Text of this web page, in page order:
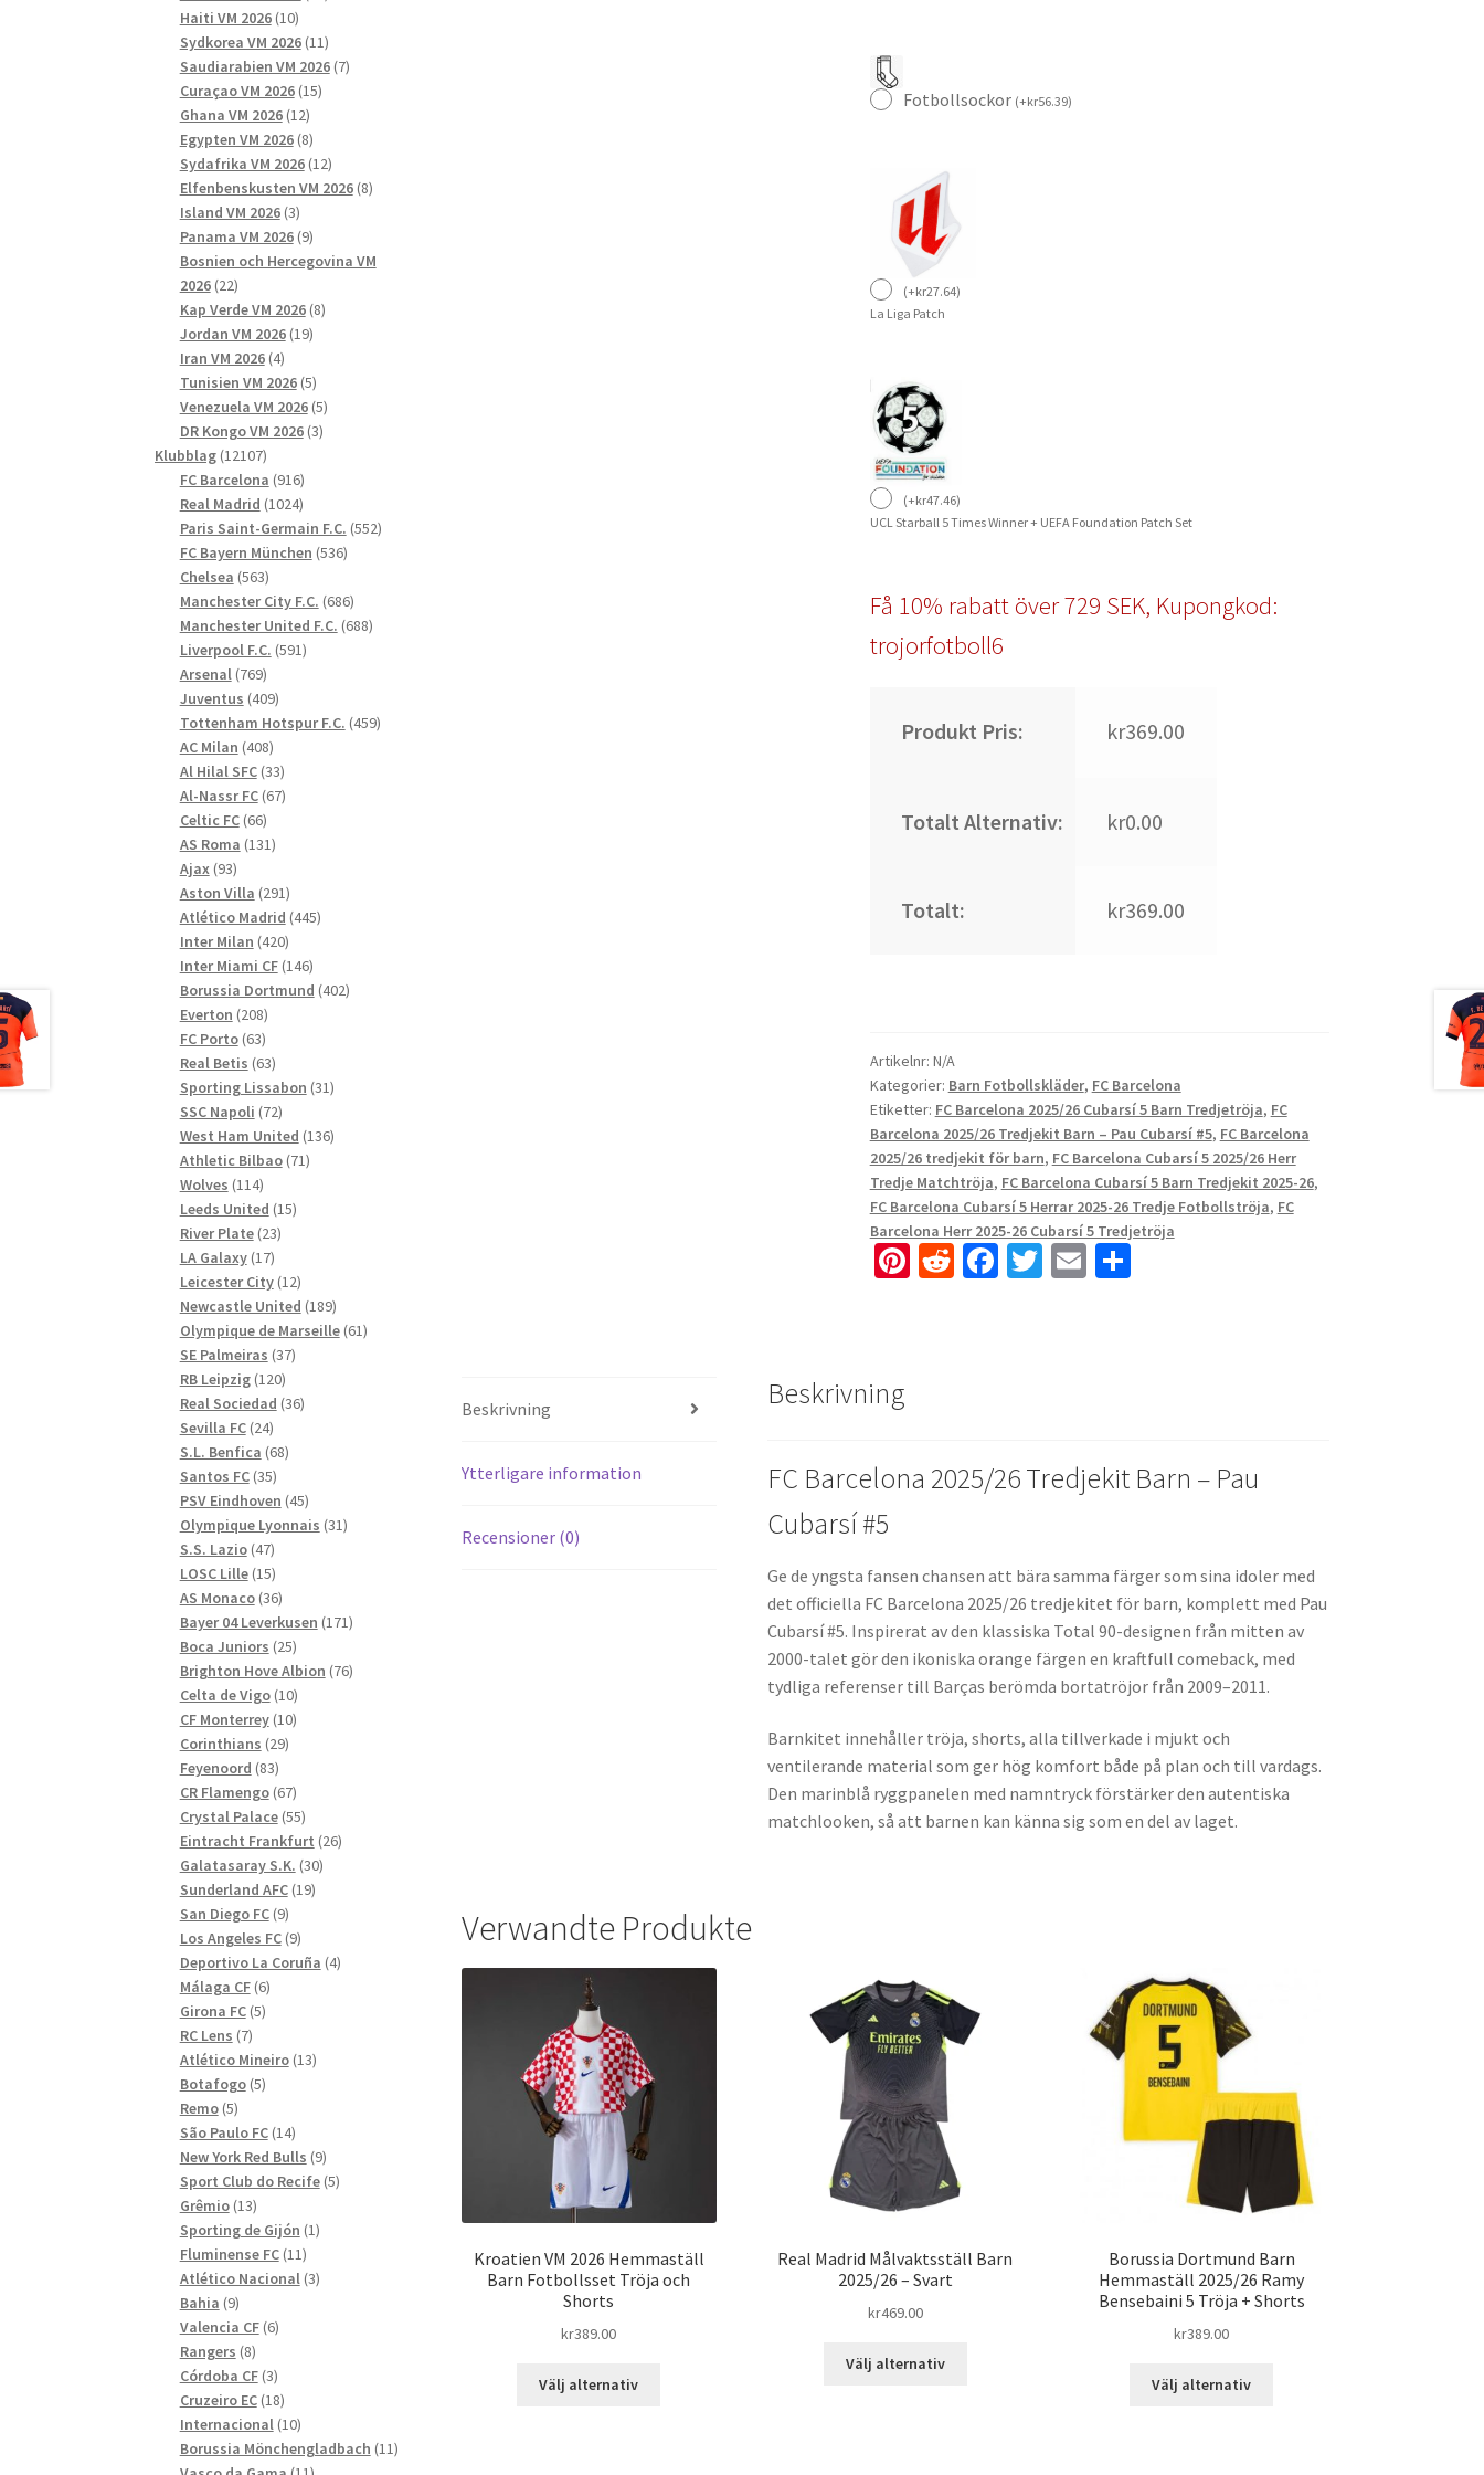
Fotbollsockor (+kr56.39)
(+kr27.64)
La Liga Patch
(+kr47.46)
UCL Starball 5 Times Winner + UEFA Foundation Patch Set
Få 10% rabatt över 729 SEK, Kupongkod:
trojorfotboll6
Produkt Pris: kr369.00
Totalt Alternativ: kr0.00
Totalt: kr369.00
Artikelnr: N/A
Kategorier: Barn Fotbollskläder, FC Barcelona
Etiketter: FC Barcelona 2025/26 Cubarsí 5 Barn Tredjetröja, FC
Barcelona 2025/26 Tredjekit Barn – Pau Cubarsí #5, FC Barcelona
2025/26 tredjekit för barn, FC Barcelona Cubarsí 5 2025/26 Herr
Tredje Matchtröja, FC Barcelona Cubarsí 5 Barn Tredjekit 2025-26,
FC Barcelona Cubarsí 5 Herrar 2025-26 Tredje Fotbollströja, FC
Barcelona Herr 2025-26 Cubarsí 5 Tredjetröja
Pi R Fa T E D
Beskrivning
Ytterligare information
Recensioner (0)
Beskrivning
FC Barcelona 2025/26 Tredjekit Barn – Pau
Cubarsí #5
Ge de yngsta fansen chansen att bära samma färger som sina idoler med
det officiella FC Barcelona 2025/26 tredjekitet för barn, komplett med Pau
Cubarsí #5. Inspirerat av den klassiska Total 90-designen från mitten av
2000-talet gör den ikoniska orange färgen en kraftfull comeback, med
tydliga referenser till Barças berömda bortatröjor från 2009–2011.
Barnkitet innehåller tröja, shorts, alla tillverkade i mjukt och
ventilerande material som ger hög komfort både på plan och till vardags.
Den marinblå ryggpanelen med namntryck förstärker den autentiska
matchlooken, så att barnen kan känna sig som en del av laget.
Verwandte Produkte
Kroatien VM 2026 Hemmaställ
Barn Fotbollsset Tröja och
Shorts
kr389.00
Välj alternativ
Real Madrid Målvaktsställ Barn
2025/26 – Svart
kr469.00
Välj alternativ
Borussia Dortmund Barn
Hemmaställ 2025/26 Ramy
Bensebaini 5 Tröja + Shorts
kr389.00
Välj alternativ
Haiti VM 2026 1010
produkter
Sydkorea VM 2026 1111
produkter
Saudiarabien VM 2026 77
Curaçao VM 2026 1515
Ghana VM 2026 1212
produkter
Egypten VM 2026 88
produkter
Sydafrika VM 2026 1212
produkter
Elfenbenskusten VM 2026 88
Island VM 2026 33
produkter
Panama VM 2026 99
produkter
Bosnien och Hercegovina VM
2026 2222
produkter
Kap Verde VM 2026 88
Jordan VM 2026 1919
Iran VM 2026 44
produkter
Tunisien VM 2026 55
produkter
Venezuela VM 2026 55
produkter
DR Kongo VM 2026 33
Klubblag 1210712107
produkter
FC Barcelona 916916
produkter
Real Madrid 10241024
produkter
Paris Saint-Germain F.C. 552552
FC Bayern München 536536
Chelsea 563563
produkter
Manchester City F.C. 686686
produkter
Manchester United F.C. 688688
Liverpool F.C. 591591
Arsenal 769769
produkter
Juventus 409409
produkter
Tottenham Hotspur F.C. 459459
AC Milan 408408
produkter
Al Hilal SFC 3333
produkter
Al-Nassr FC 6767
Celtic FC 6666
produkter
AS Roma 131131
Ajax 9393
produkter
Aston Villa 291291
produkter
Atlético Madrid 445445
Inter Milan 420420
produkter
Inter Miami CF 146146
produkter
Borussia Dortmund 402402
Everton 208208
produkter
FC Porto 6363
produkter
Real Betis 6363
produkter
Sporting Lissabon 3131
SSC Napoli 7272
produkter
West Ham United 136136
Athletic Bilbao 7171
Wolves 114114
produkter
Leeds United 1515
River Plate 2323
LA Galaxy 1717
produkter
Leicester City 1212
produkter
Newcastle United 189189
produkter
Olympique de Marseille 6161
SE Palmeiras 3737
RB Leipzig 120120
produkter
Real Sociedad 3636
Sevilla FC 2424
produkter
S.L. Benfica 6868
Santos FC 3535
produkter
PSV Eindhoven 4545
produkter
Olympique Lyonnais 3131
S.S. Lazio 4747
produkter
LOSC Lille 1515
produkter
AS Monaco 3636
produkter
Bayer 04 Leverkusen 171171
Boca Juniors 2525
produkter
Brighton Hove Albion 7676
Celta de Vigo 1010
produkter
CF Monterrey 1010
Corinthians 2929
Feyenoord 8383
produkter
CR Flamengo 6767
produkter
Crystal Palace 5555
produkter
Eintracht Frankfurt 2626
Galatasaray S.K. 3030
Sunderland AFC 1919
San Diego FC 99
produkter
Los Angeles FC 99
produkter
Deportivo La Coruña 44
Málaga CF 66
produkter
Girona FC 55
RC Lens 77
produkter
Atlético Mineiro 1313
Botafogo 55
Remo 55
produkter
São Paulo FC 1414
produkter
New York Red Bulls 99
produkter
Sport Club do Recife 55
Grêmio 1313
produkter
Sporting de Gijón 11
Fluminense FC 1111
produkter
Atlético Nacional 33
Bahia 99
produkter
Valencia CF 66
Rangers 88
produkter
Córdoba CF 33
produkter
Cruzeiro EC 1818
produkter
Internacional 1010
produkter
Borussia Mönchengladbach 1111